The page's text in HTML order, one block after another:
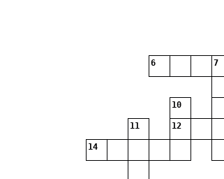
6 7
10
11 12
14